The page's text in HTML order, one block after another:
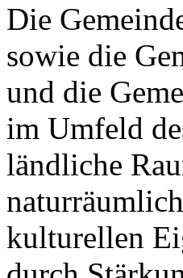
Die
sowie die
und die
im Umfeld
ländliche
kulturellen